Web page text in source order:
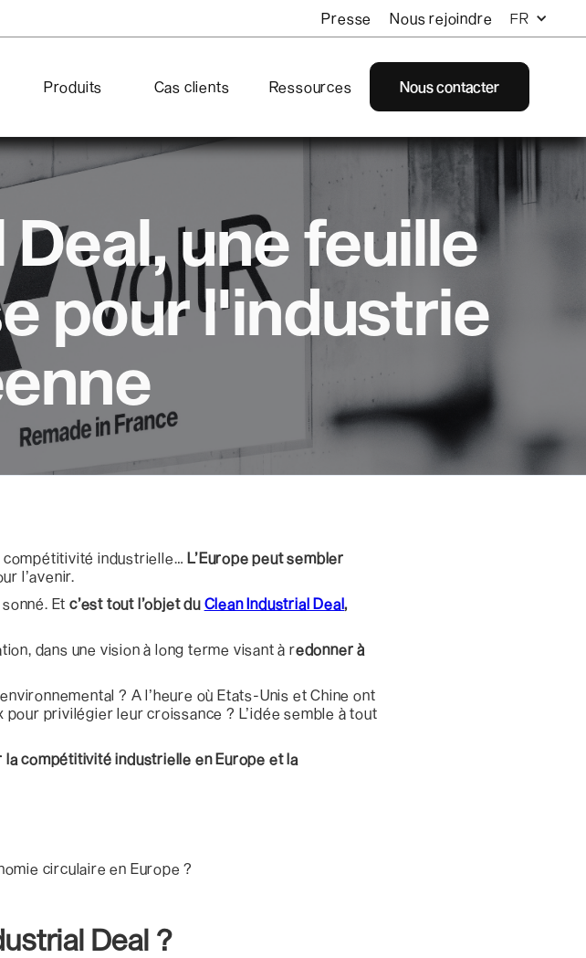
Presse Nous rejoindre FR
Produits Cas clients Ressources Nous contacter
une feuille
pour l'industrie
compétitivité industrielle…L’Europe peut sembler
l’avenir.
Et c’est tout l’objet du Clean Industrial Deal,
dans une vision à long terme visant à redonner à
? A l’heure où Etats-Unis et Chine ont
privilégier leur croissance ? L’idée semble à tout
compétitivité industrielle en Europe et la
circulaire en Europe ?
Deal ?